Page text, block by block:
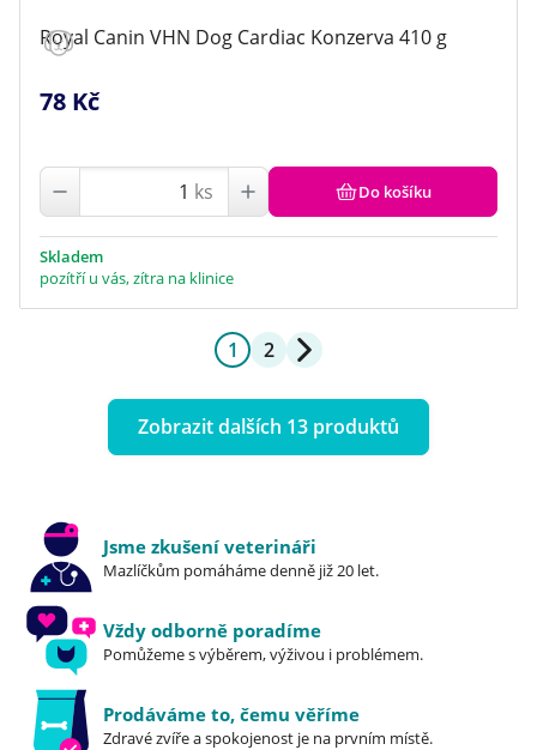
Royal Canin VHN Dog Cardiac Konzerva 410 g
78 Kč
ks Do košíku
Skladem
pozítří u vás, zítra na klinice
1 2
Zobrazit dalších 13 produktů
Jsme zkušení veterináři
Mazlíčkům pomáháme denně již 20 let.
Vždy odborně poradíme
Pomůžeme s výběrem, výživou i problémem.
Prodáváme to, čemu věříme
Zdravé zvíře a spokojenost je na prvním místě.